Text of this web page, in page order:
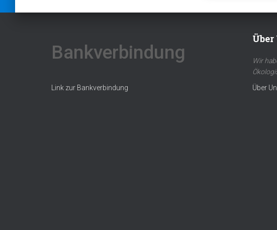
Bankverbindung
Link zur Bankverbindung
Über
Wir
Über